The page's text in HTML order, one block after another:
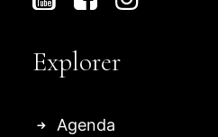
Explorer
Agenda